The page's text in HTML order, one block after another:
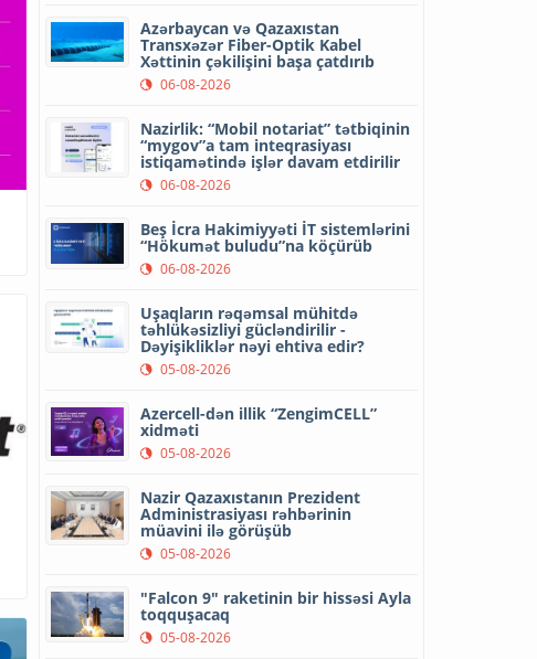
Azərbaycan və Qazaxıstan
Transxəzər Fiber-Optik Kabel
Xəttinin çəkilişini başa çatdırıb
06-08-2026
Nazirlik: “Mobil notariat” tətbiqinin
“mygov”a tam inteqrasiyası
istiqamətində işlər davam etdirilir
06-08-2026
Beş İcra Hakimiyyəti İT sistemlərini
“Hökumət buludu”na köçürüb
06-08-2026
Uşaqların rəqəmsal mühitdə
təhlükəsizliyi gücləndirilir -
Dəyişikliklər nəyi ehtiva edir?
05-08-2026
Azercell-dən illik “ZengimCELL”
xidməti
05-08-2026
Nazir Qazaxıstanın Prezident
Administrasiyası rəhbərinin
müavini ilə görüşüb
05-08-2026
"Falcon 9" raketinin bir hissəsi Ayla
toqquşacaq
05-08-2026